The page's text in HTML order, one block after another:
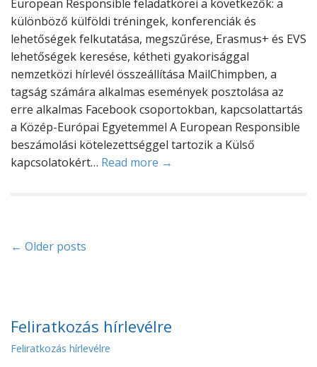
European Responsible feladatkörei a következők: a
különböző külföldi tréningek, konferenciák és
lehetőségek felkutatása, megszűrése, Erasmus+ és EVS
lehetőségek keresése, kétheti gyakorisággal
nemzetközi hírlevél összeállítása MailChimpben, a
tagság számára alkalmas események posztolása az
erre alkalmas Facebook csoportokban, kapcsolattartás
a Közép-Európai Egyetemmel A European Responsible
beszámolási kötelezettséggel tartozik a Külső
kapcsolatokért… Read more →
P
t
← Older posts
Feliratkozás hírlevélre
Feliratkozás hírlevélre